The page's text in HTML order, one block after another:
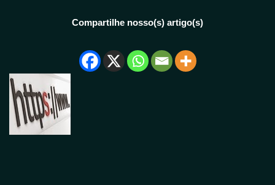
Compartilhe nosso(s) artigo(s)